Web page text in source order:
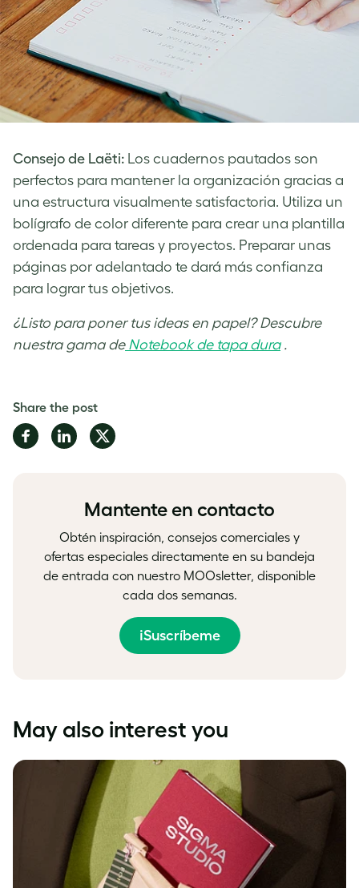
Consejo de Laëti: Los cuadernos pautados son
perfectos para mantener la organización gracias a
una estructura visualmente satisfactoria. Utiliza un
bolígrafo de color diferente para crear una plantilla
ordenada para tareas y proyectos. Preparar unas
páginas por adelantado te dará más confianza
para lograr tus objetivos.
¿Listo para poner tus ideas en papel? Descubre
nuestra gama deNotebook de tapa dura.
Share the post
Share
on
Share
on
Share
on
Mantente en contacto
Obtén inspiración, consejos comerciales y
ofertas especiales directamente en su bandeja
de entrada con nuestro MOOsletter, disponible
cada dos semanas.
¡Suscríbeme
May also interest you